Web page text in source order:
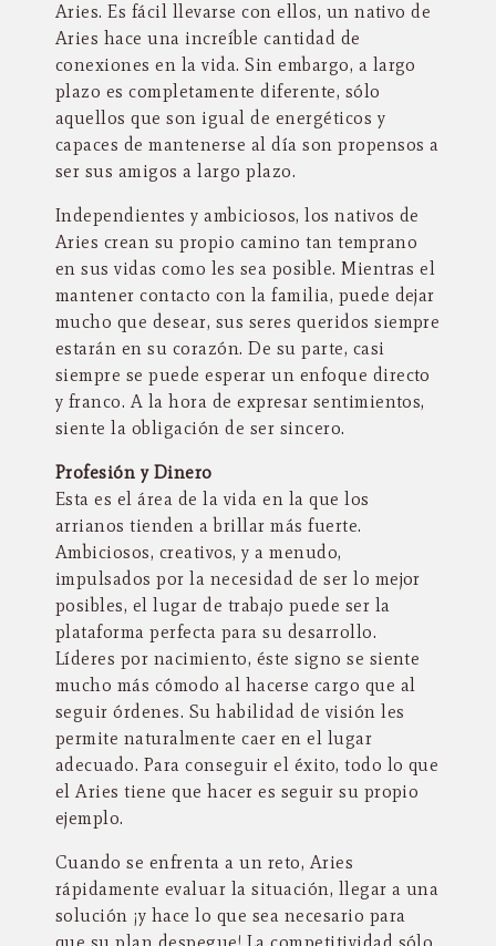
Aries. Es fácil llevarse con ellos, un nativo de
Aries hace una increíble cantidad de
conexiones en la vida. Sin embargo, a largo
plazo es completamente diferente, sólo
aquellos que son igual de energéticos y
capaces de mantenerse al día son propensos a
ser sus amigos a largo plazo.
Independientes y ambiciosos, los nativos de
Aries crean su propio camino tan temprano
en sus vidas como les sea posible. Mientras el
mantener contacto con la familia, puede dejar
mucho que desear, sus seres queridos siempre
estarán en su corazón. De su parte, casi
siempre se puede esperar un enfoque directo
y franco. A la hora de expresar sentimientos,
siente la obligación de ser sincero.
Profesión y Dinero
Esta es el área de la vida en la que los
arrianos tienden a brillar más fuerte.
Ambiciosos, creativos, y a menudo,
impulsados por la necesidad de ser lo mejor
posibles, el lugar de trabajo puede ser la
plataforma perfecta para su desarrollo.
Líderes por nacimiento, éste signo se siente
mucho más cómodo al hacerse cargo que al
seguir órdenes. Su habilidad de visión les
permite naturalmente caer en el lugar
adecuado. Para conseguir el éxito, todo lo que
el Aries tiene que hacer es seguir su propio
ejemplo.
Cuando se enfrenta a un reto, Aries
rápidamente evaluar la situación, llegar a una
solución ¡y hace lo que sea necesario para